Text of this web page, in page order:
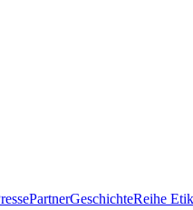
PartnerGeschichteReihe